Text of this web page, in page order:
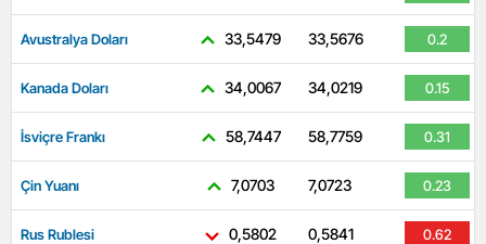
Avustralya Doları 33,5479 33,5676 0.2
Kanada Doları 34,0067 34,0219 0.15
İsviçre Frankı 58,7447 58,7759 0.31
Çin Yuanı 7,0703 7,0723 0.23
Rus Rublesi 0,5802 0,5841 0.62